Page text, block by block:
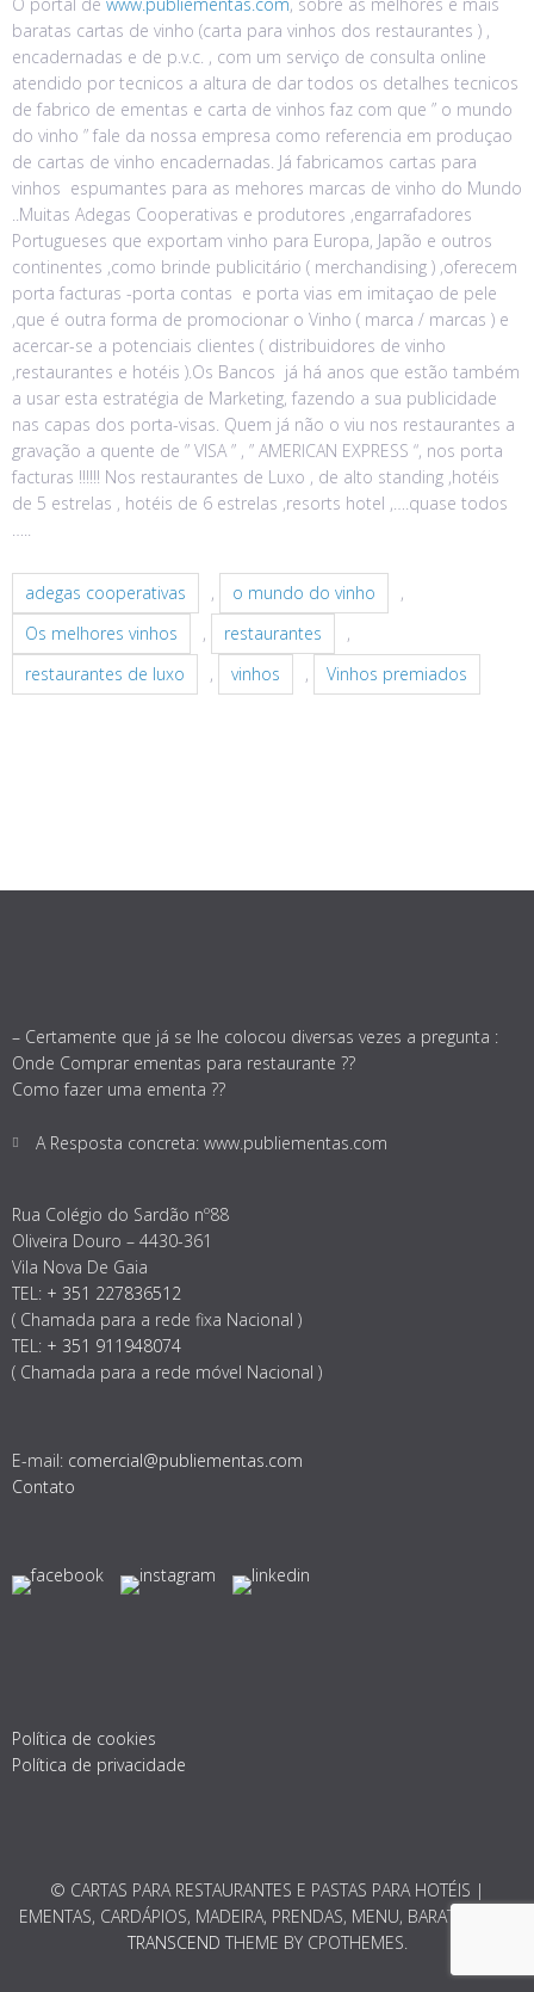
baratas cartas de vinho (carta para vinhos dos restaurantes ) ,
encadernadas e de p.v.c. , com um serviço de consulta online
atendido por tecnicos a altura de dar todos os detalhes tecnicos
de fabrico de ementas e carta de vinhos faz com que ” o mundo
do vinho ” fale da nossa empresa como referencia em produçao
de cartas de vinho encadernadas. Já fabricamos cartas para
vinhos espumantes para as mehores marcas de vinho do Mundo
..Muitas Adegas Cooperativas e produtores ,engarrafadores
Portugueses que exportam vinho para Europa, Japão e outros
continentes ,como brinde publicitário ( merchandising ) ,oferecem
porta facturas -porta contas e porta vias em imitaçao de pele
,que é outra forma de promocionar o Vinho ( marca / marcas ) e
acercar-se a potenciais clientes ( distribuidores de vinho
,restaurantes e hotéis ).Os Bancos já há anos que estão também
a usar esta estratégia de Marketing, fazendo a sua publicidade
nas capas dos porta-visas. Quem já não o viu nos restaurantes a
gravação a quente de ” VISA ” , ” AMERICAN EXPRESS “, nos porta
facturas !!!!!! Nos restaurantes de Luxo , de alto standing ,hotéis
de 5 estrelas , hotéis de 6 estrelas ,resorts hotel ,….quase todos
…..
adegas cooperativas , o mundo do vinho
,
Os melhores vinhos
, restaurantes
,
restaurantes de luxo
, vinhos , Vinhos premiados
– Certamente que já se lhe colocou diversas vezes a pregunta :
Onde Comprar ementas para restaurante ??
Como fazer uma ementa ??
A Resposta concreta: www.publiementas.com
Rua Colégio do Sardão nº88
Oliveira Douro – 4430-361
Vila Nova De Gaia
TEL: + 351 227836512
( Chamada para a rede fixa Nacional )
TEL: + 351 911948074
( Chamada para a rede móvel Nacional )
E-mail: comercial@publiementas.com
Contato
Política de cookies
Política de privacidade
© CARTAS PARA RESTAURANTES E PASTAS PARA HOTÉIS |
EMENTAS, CARDÁPIOS, MADEIRA, PRENDAS, MENU, BARATO 2026.
TRANSCEND THEME BY CPOTHEMES.